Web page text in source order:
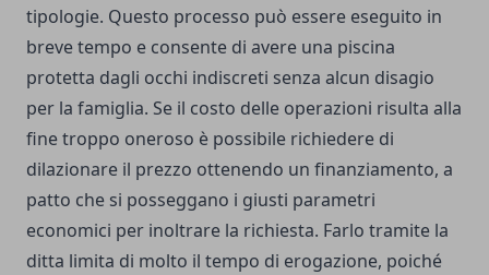
tipologie. Questo processo può essere eseguito in
breve tempo e consente di avere una piscina
protetta dagli occhi indiscreti senza alcun disagio
per la famiglia. Se il costo delle operazioni risulta alla
fine troppo oneroso è possibile richiedere di
dilazionare il prezzo ottenendo un finanziamento, a
patto che si posseggano i giusti parametri
economici per inoltrare la richiesta. Farlo tramite la
ditta limita di molto il tempo di erogazione, poiché